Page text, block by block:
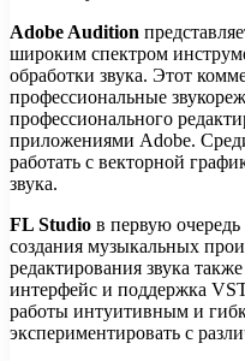
Adobe Audition
широким спектром
обработки звука. Этот
профессиональные
профессионального
приложениями Adobe.
работать с векторной
звука.
FL Studio в первую очередь
создания музыкальных
редактирования звука
интерфейс и поддержка
работы интуитивным и
экспериментировать с